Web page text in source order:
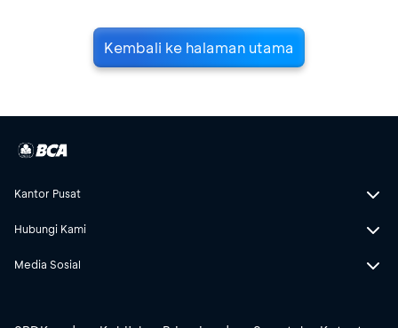
Kembali ke halaman utama
Kantor Pusat
Hubungi Kami
Media Sosial